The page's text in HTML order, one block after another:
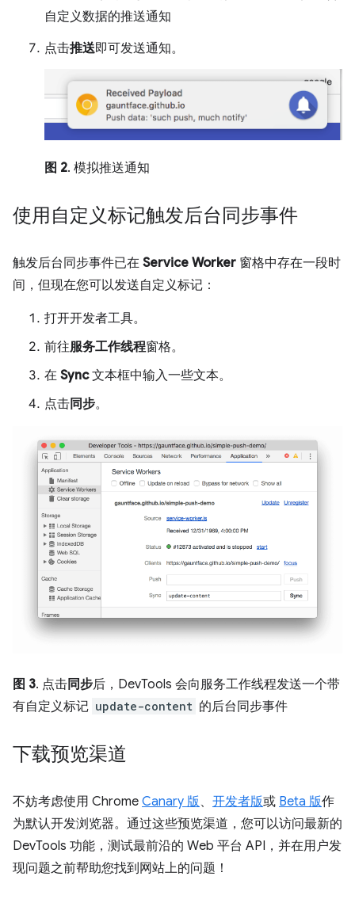
自定义数据的推送通知
点击推送即可发送通知。
图 2. 模拟推送通知
使用自定义标记触发后台同步事件
触发后台同步事件已在 Service Worker 窗格中存在一段时
间，但现在您可以发送自定义标记：
打开开发者工具。
前往服务工作线程窗格。
在 Sync文本框中输入一些文本。
点击同步。
图 3. 点击同步后，DevTools 会向服务工作线程发送一个带
有自定义标记 update-content 的后台同步事件
下载预览渠道
不妨考虑使用 Chrome Canary 版、 开发者版或 Beta 版作
为默认开发浏览器。通过这些预览渠道，您可以访问最新的
DevTools 功能，测试最前沿的 Web 平台 API，并在用户发
现问题之前帮助您找到网站上的问题！